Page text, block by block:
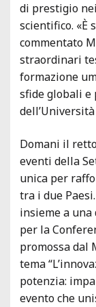
di prestigio
scientifico. «È
commentato
straordinari
formazione
sfide globali e
Domani il
eventi della
unica per
tra i due
insieme a una
per la
promossa dal
tema
potenzia:
evento che